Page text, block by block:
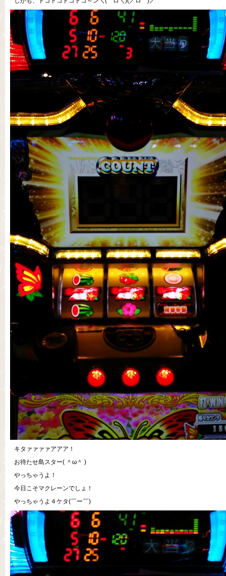
キタァァァァアアア！
お待たせ島スター( ＾ω＾ )
やっちゃうよ！
今日こそマクレーンでしょ！
やっちゃうよ４ケタ(￣ー￣)